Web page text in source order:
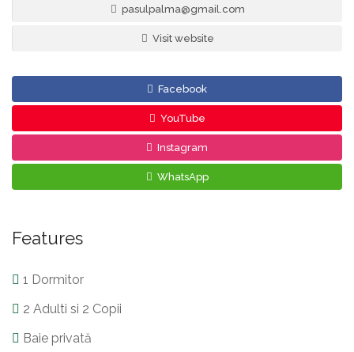
pasulpalma@gmail.com
Visit website
Facebook
YouTube
Instagram
WhatsApp
Features
1 Dormitor
2 Adulti si 2 Copii
Baie privată